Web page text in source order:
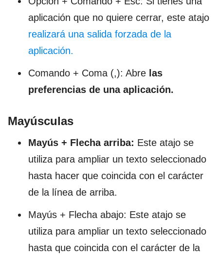
aplicación que no quiere cerrar, este atajo
realizará una salida forzada de la
aplicación.
Comando + Coma (,): Abre las
preferencias de una aplicación.
Mayúsculas
Mayús + Flecha arriba: Este atajo se
utiliza para ampliar un texto seleccionado
hasta hacer que coincida con el carácter
de la línea de arriba.
Mayús + Flecha abajo: Este atajo se
utiliza para ampliar un texto seleccionado
hasta que coincida con el carácter de la